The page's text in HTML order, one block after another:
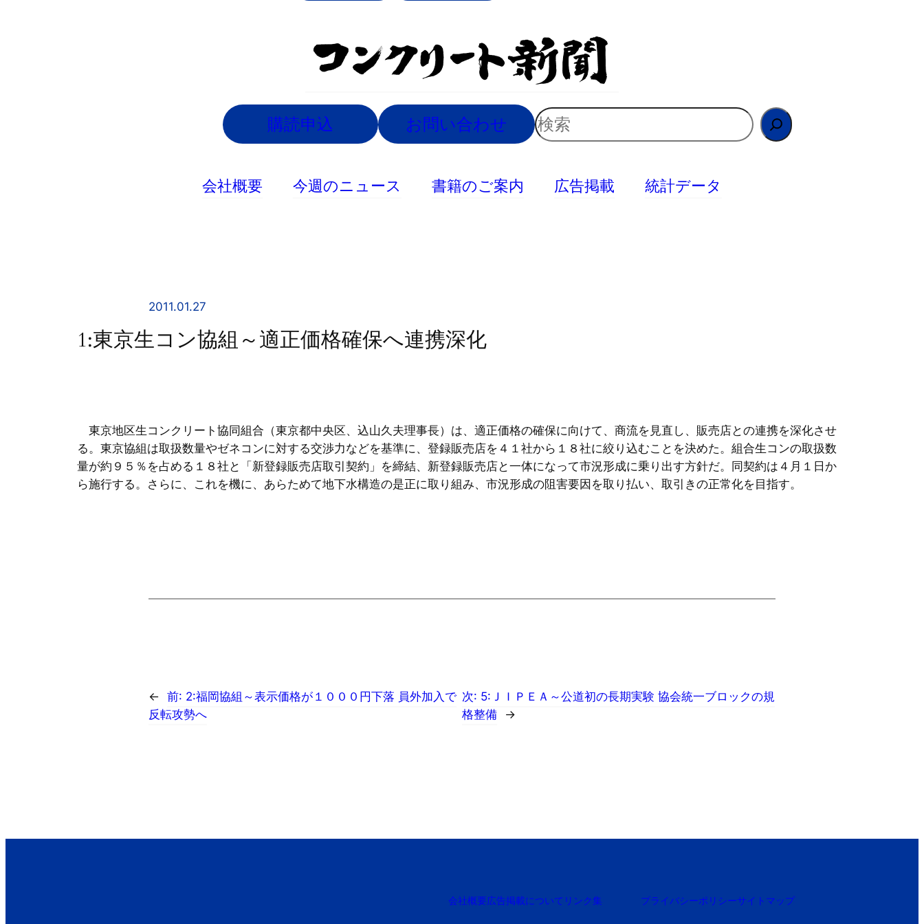
購読申込 お問い合わせ
検
索
会社概要 今週のニュース 書籍のご案内 広告掲載 統計データ
2011.01.27
1:東京生コン協組～適正価格確保へ連携深化
東京地区生コンクリート協同組合（東京都中央区、込山久夫理事長）は、適正価格の確保に向けて、商流を見直し、販売店との連携を深化させ
る。東京協組は取扱数量やゼネコンに対する交渉力などを基準に、登録販売店を４１社から１８社に絞り込むことを決めた。組合生コンの取扱数
量が約９５％を占める１８社と「新登録販売店取引契約」を締結、新登録販売店と一体になって市況形成に乗り出す方針だ。同契約は４月１日か
ら施行する。さらに、これを機に、あらためて地下水構造の是正に取り組み、市況形成の阻害要因を取り払い、取引きの正常化を目指す。
← 前: 2:福岡協組～表示価格が１０００円下落 員外加入で
反転攻勢へ
次: 5:ＪＩＰＥＡ～公道初の長期実験 協会統一ブロックの規
格整備
→
会社概要広告掲載について リンク集 プライバシーポリシーサイトマップ